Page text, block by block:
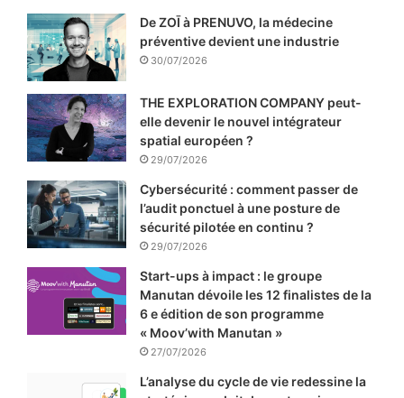
De ZOĪ à PRENUVO, la médecine
préventive devient une industrie
30/07/2026
THE EXPLORATION COMPANY peut-
elle devenir le nouvel intégrateur
spatial européen ?
29/07/2026
Cybersécurité : comment passer de
l’audit ponctuel à une posture de
sécurité pilotée en continu ?
29/07/2026
Start-ups à impact : le groupe
Manutan dévoile les 12 finalistes de la
6 e édition de son programme
« Moov’with Manutan »
27/07/2026
L’analyse du cycle de vie redessine la